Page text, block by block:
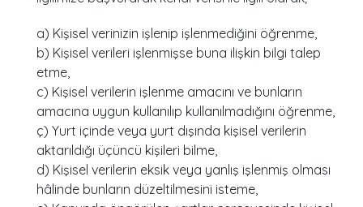
a) Kişisel verinizin işlenip işlenmediğini öğrenme,
b) Kişisel verileri işlenmişse buna ilişkin bilgi talep
etme,
c) Kişisel verilerin işlenme amacını ve bunların
amacına uygun kullanılıp kullanılmadığını öğrenme,
ç) Yurt içinde veya yurt dışında kişisel verilerin
aktarıldığı üçüncü kişileri bilme,
d) Kişisel verilerin eksik veya yanlış işlenmiş olması
hâlinde bunların düzeltilmesini isteme,